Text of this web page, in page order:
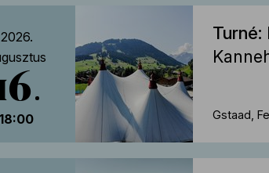
2026.
18:00
Turné:
Gstaad,